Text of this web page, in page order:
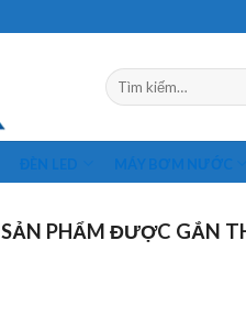
Tìm
kiếm:
ĐÈN LED MÁY BƠM NƯỚC
SẢN PHẨM ĐƯỢC GẮN